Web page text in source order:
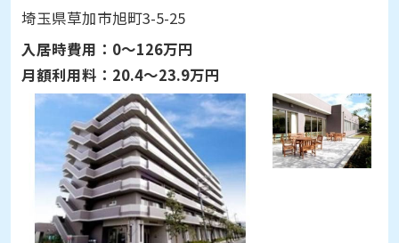
見学予約
介護付有料老人ホーム
草加明生苑